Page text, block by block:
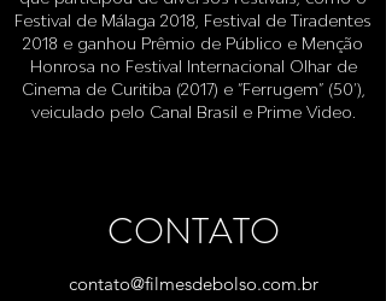
Festival de Málaga 2018, Festival de Tiradentes
2018 e ganhou Prêmio de Público e Menção
Honrosa no Festival Internacional Olhar de
Cinema de Curitiba (2017) e “Ferrugem” (50’),
veiculado pelo Canal Brasil e Prime Video.
CONTATO
contato@filmesdebolso.com.br